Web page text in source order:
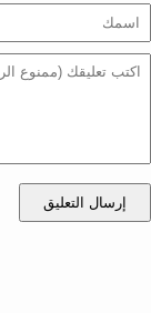
إرسال التعليق